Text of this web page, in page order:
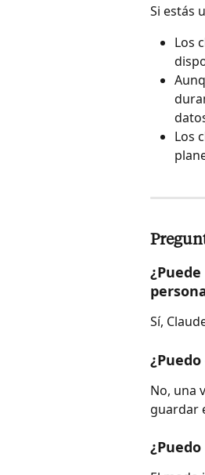
Si estás
Los
Los
Sí,
No, una
guardar